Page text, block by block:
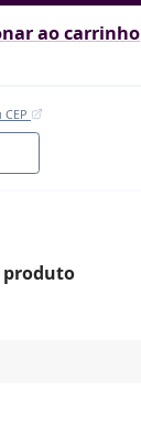
ao carrinho
produto